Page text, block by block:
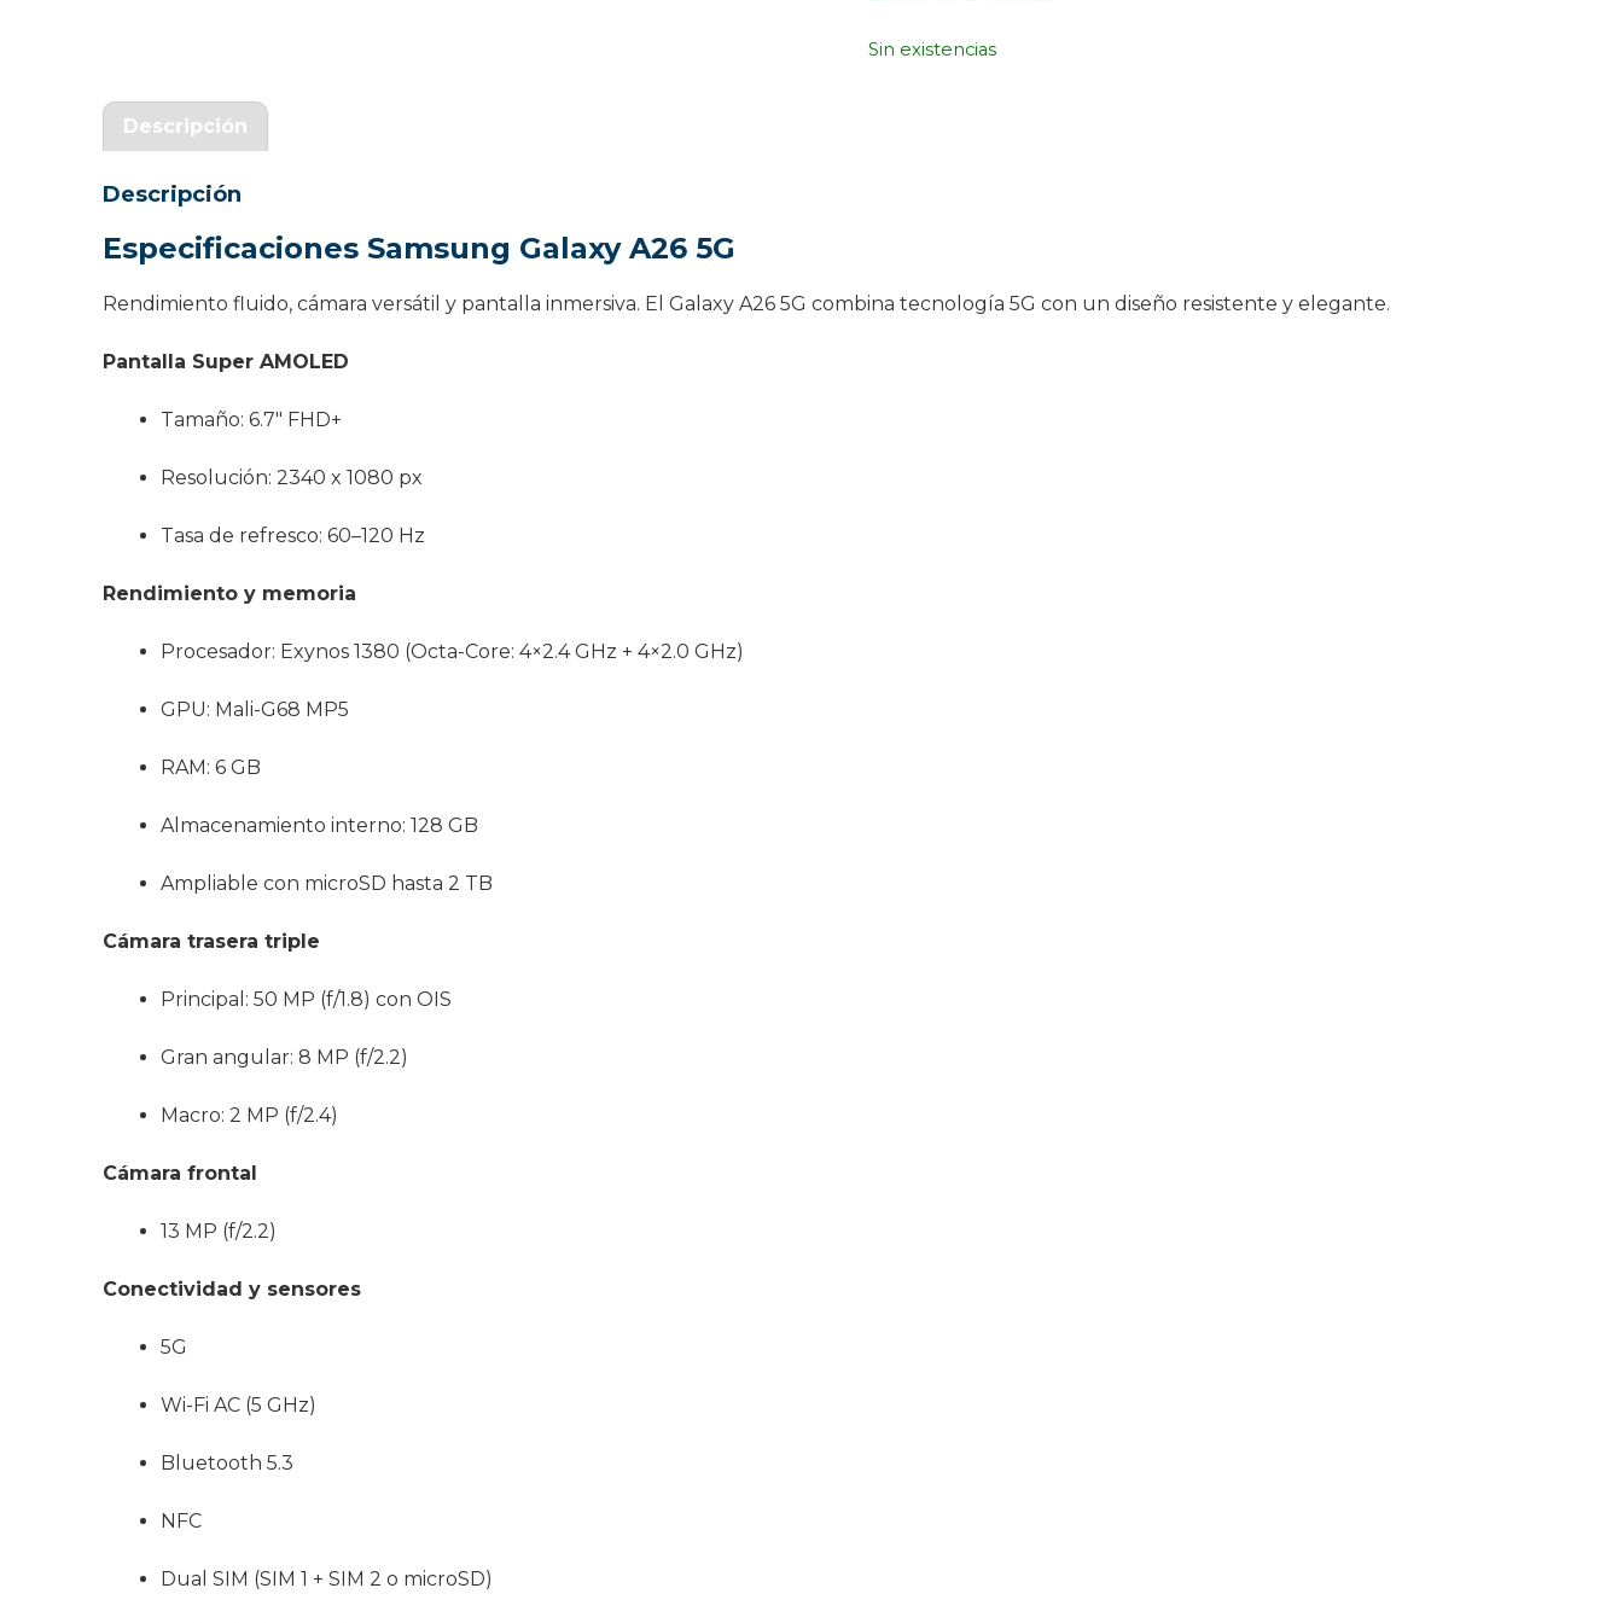
299,00 €.
Sin existencias
Descripción
Descripción
Especificaciones Samsung Galaxy A26 5G
Rendimiento fluido, cámara versátil y pantalla inmersiva. El Galaxy A26 5G combina tecnología 5G con un diseño resistente y elegante.
Pantalla Super AMOLED
Tamaño: 6.7″ FHD+
Resolución: 2340 x 1080 px
Tasa de refresco: 60–120 Hz
Rendimiento y memoria
Procesador: Exynos 1380 (Octa-Core: 4×2.4 GHz + 4×2.0 GHz)
GPU: Mali-G68 MP5
RAM: 6 GB
Almacenamiento interno: 128 GB
Ampliable con microSD hasta 2 TB
Cámara trasera triple
Principal: 50 MP (f/1.8) con OIS
Gran angular: 8 MP (f/2.2)
Macro: 2 MP (f/2.4)
Cámara frontal
13 MP (f/2.2)
Conectividad y sensores
5G
Wi-Fi AC (5 GHz)
Bluetooth 5.3
NFC
Dual SIM (SIM 1 + SIM 2 o microSD)